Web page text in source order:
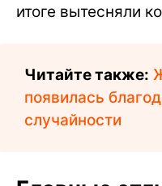
итоге вытесняли
Читайте также:
появилась
случайности